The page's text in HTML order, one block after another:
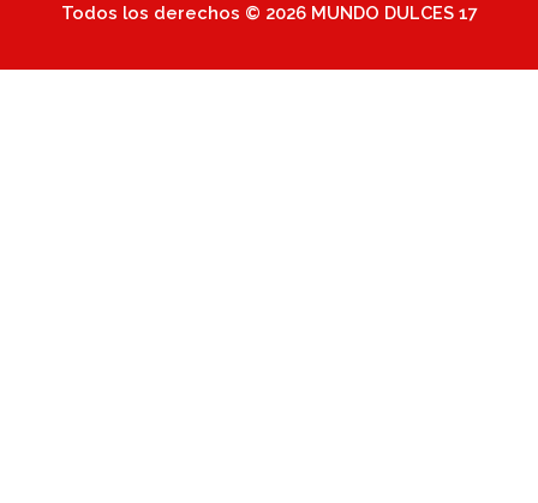
Todos los derechos © 2026 MUNDO DULCES 17